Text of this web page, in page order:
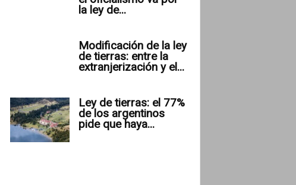
la ley de...
Modificación de la ley
de tierras: entre la
extranjerización y el...
Ley de tierras: el 77%
de los argentinos
pide que haya...